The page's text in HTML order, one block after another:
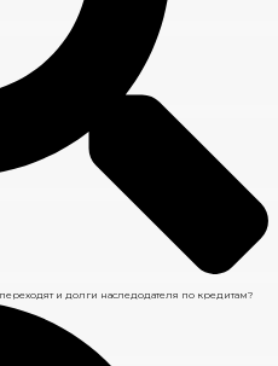
и долги наследодателя по кредитам?